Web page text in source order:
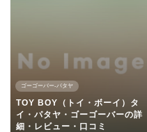
ゴーゴーバー-パタヤ
TOY BOY（トイ・ボーイ）タ
イ・パタヤ・ゴーゴーバーの詳
細・レビュー・口コミ